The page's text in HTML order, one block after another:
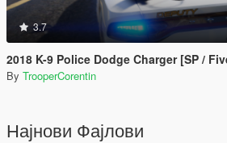
3.7
2018 K-9 Police Dodge Charger [SP / FiveM] (Red
By TrooperCorentin
Најнови Фајлови